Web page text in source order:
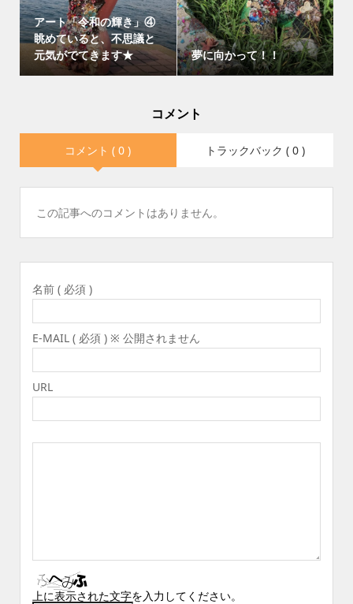
アート「令和の輝き」④
眺めていると、不思議と
元気がでてきます★
夢に向かって！！
コメント
コメント ( 0 ) トラックバック ( 0 )
この記事へのコメントはありません。
名前 ( 必須 )
E-MAIL ( 必須 ) ※ 公開されません
URL
上に表示された文字を入力してください。